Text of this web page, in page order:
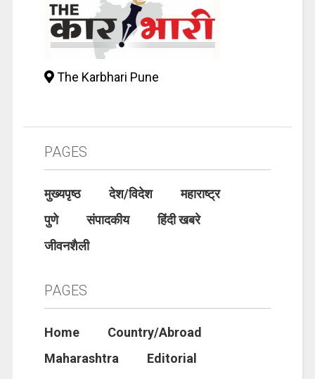
The Karbhari Pune
PAGES
मुख्यपृष्ठ देश/विदेश
महाराष्ट्र
पुणे
संपादकीय
हिंदी खबरे
जीवनशैली
PAGES
Home
Country/Abroad
Maharashtra
Editorial